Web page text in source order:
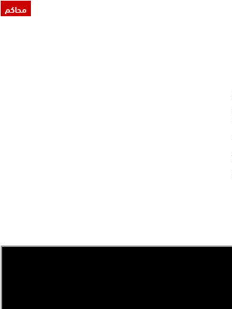
محاكم